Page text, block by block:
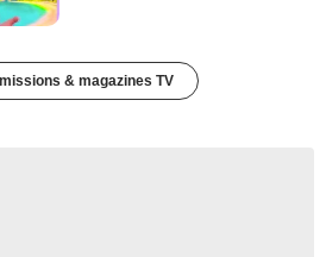
& magazines TV